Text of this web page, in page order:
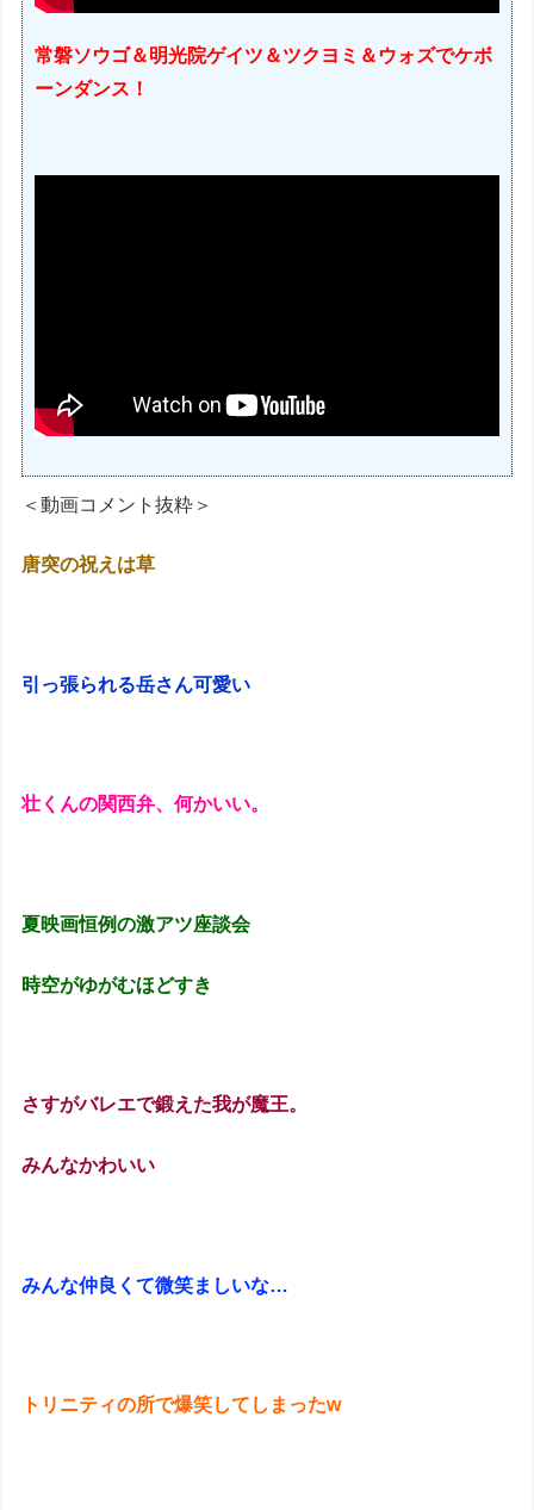
常磐ソウゴ＆明光院ゲイツ＆ツクヨミ＆ウォズでケボ
ーンダンス！
＜動画コメント抜粋＞
唐突の祝えは草
引っ張られる岳さん可愛い
壮くんの関西弁、何かいい。
夏映画恒例の激アツ座談会
時空がゆがむほどすき
さすがバレエで鍛えた我が魔王。
みんなかわいい
みんな仲良くて微笑ましいな…
トリニティの所で爆笑してしまったw